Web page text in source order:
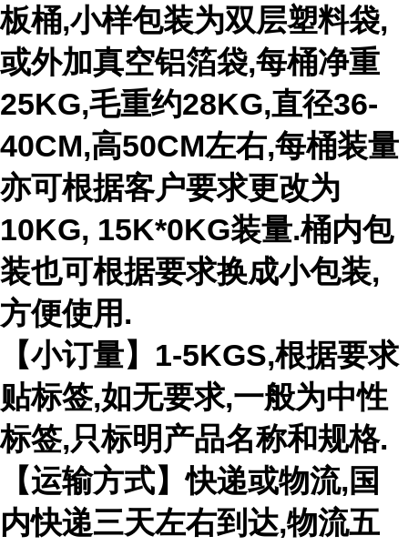
板桶,小样包装为双层塑料袋,
或外加真空铝箔袋,每桶净重
25KG,毛重约28KG,直径36-
40CM,高50CM左右,每桶装量
亦可根据客户要求更改为
10KG, 15K*0KG装量.桶内包
装也可根据要求换成小包装,
方便使用.
【小订量】1-5KGS,根据要求
贴标签,如无要求,一般为中性
标签,只标明产品名称和规格.
【运输方式】快递或物流,国
内快递三天左右到达,物流五